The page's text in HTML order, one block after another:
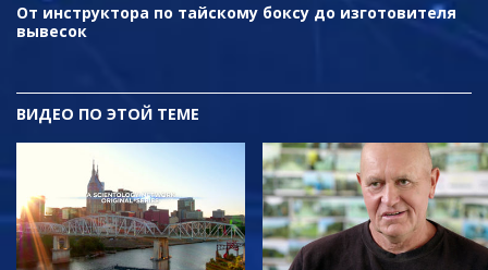
От инструктора по тайскому боксу до изготовителя
вывесок
ВИДЕО ПО ЭТОЙ ТЕМЕ